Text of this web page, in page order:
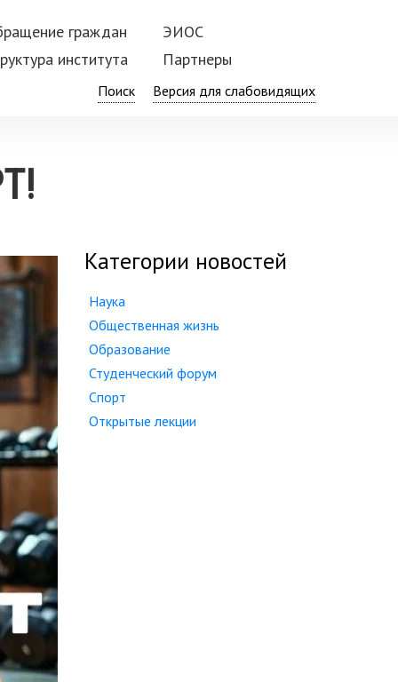
граждан
ЭИОС
института
Партнеры
Поиск
Категории новостей
Наука
Общественная жизнь
Образование
Студенческий форум
Спорт
Открытые лекции